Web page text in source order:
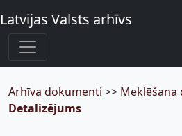
Latvijas Valsts arhīvs
Arhīva dokumenti >> Meklēšana
Detalizējums